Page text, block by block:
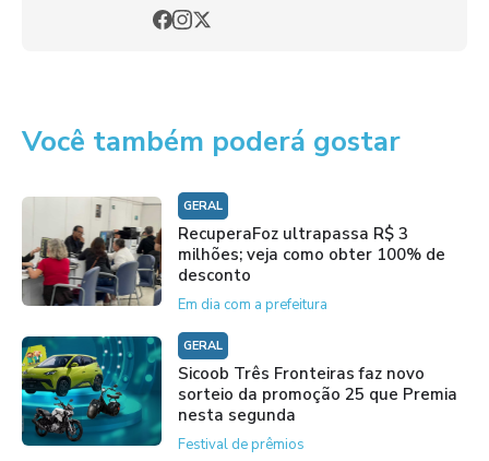
Você também poderá gostar
GERAL
RecuperaFoz ultrapassa R$ 3
milhões; veja como obter 100% de
desconto
Em dia com a prefeitura
GERAL
Sicoob Três Fronteiras faz novo
sorteio da promoção 25 que Premia
nesta segunda
Festival de prêmios